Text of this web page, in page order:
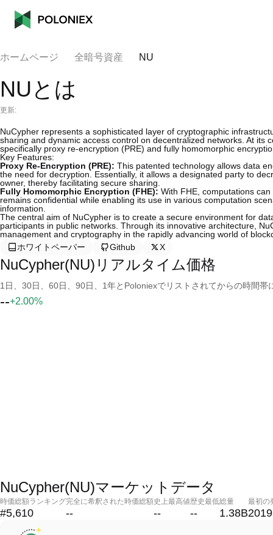
ホームページ 全暗号資産 NU
NUとは
更新:
NuCypher represents a sophisticated layer of cryptographic
sharing and dynamic access control on decentralized networks. At its
specifically proxy re-encryption (PRE) and fully homomorphic
Key Features:
Proxy Re-Encryption (PRE): This patented technology allows data
the need for decryption. Essentially, it allows a designated party to
owner, thereby facilitating secure sharing.
Fully Homomorphic Encryption (FHE): With FHE, computations
remains confidential while enabling its use in various computation
information.
The central aim of NuCypher is to create a secure environment for
participants in public networks. Through its innovative architecture,
management and cryptography in the rapidly advancing world of
ホワイトペーパー
Github X
NuCypher(NU)リアルタイム価格
1日、30日、60日、90日、1年とPoloniexでリストされてからの時間
--+2.00%
NuCypher(NU)マーケットデータ
時価総額ランキング
#5,610
完全に希釈された時価総額
--
史上最高値
--
歴史最低
--
総量
1.38B
最初の